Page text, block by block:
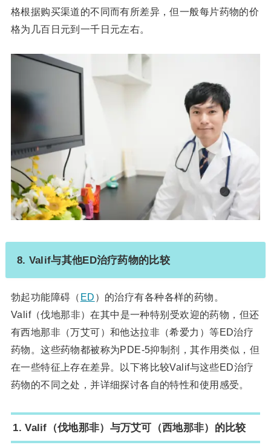
格根据购买渠道的不同而有所差异，但一般每片药物的价
格为几百日元到一千日元左右。
8. Valif与其他ED治疗药物的比较
勃起功能障碍（ ED ）的治疗有各种各样的药物。
Valif（伐地那非）在其中是一种特别受欢迎的药物，但还
有西地那非（万艾可）和他达拉非（希爱力）等ED治疗
药物。这些药物都被称为PDE-5抑制剂，其作用类似，但
在一些特征上存在差异。以下将比较Valif与这些ED治疗
药物的不同之处，并详细探讨各自的特性和使用感受。
1. Valif（伐地那非）与万艾可（西地那非）的比较